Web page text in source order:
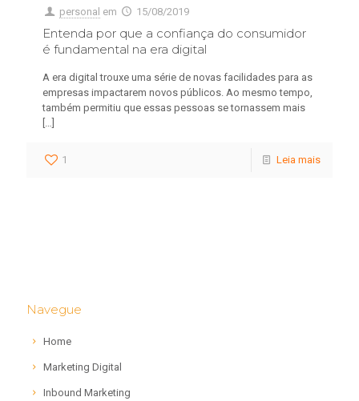
personal em 15/08/2019
Entenda por que a confiança do consumidor
é fundamental na era digital
A era digital trouxe uma série de novas facilidades para as
empresas impactarem novos públicos. Ao mesmo tempo,
também permitiu que essas pessoas se tornassem mais
[…]
1 Leia mais
Navegue
Home
Marketing Digital
Inbound Marketing